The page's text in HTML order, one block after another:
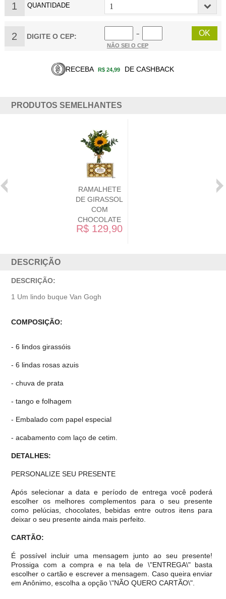
1 QUANTIDADE
2 DIGITE O CEP:
−
NÃO SEI O CEP
RECEBA R$ 24,99 DE CASHBACK
PRODUTOS SEMELHANTES
RAMALHETE
DE GIRASSOL
COM
CHOCOLATE
R$ 129,90
DESCRIÇÃO
DESCRIÇÃO:
1 Um lindo buque Van Gogh
COMPOSIÇÃO:
- 6 lindos girassóis
- 6 lindas rosas azuis
- chuva de prata
- tango e folhagem
- Embalado com papel especial
- acabamento com laço de cetim.
DETALHES:
PERSONALIZE SEU PRESENTE
Após selecionar a data e período de entrega você poder
escolher os melhores complementos para o seu presente
como pelúcias, chocolates, bebidas entre outros itens para
deixar o seu presente ainda mais perfeito.
CARTÃO:
É possível incluir uma mensagem junto ao seu presente!
Prossiga com a compra e na tela de \"ENTREGA\" basta
escolher o cartão e escrever a mensagem. Caso queira enviar
em Anônimo, escolha a opção \"NÃO QUERO CARTÃO\".